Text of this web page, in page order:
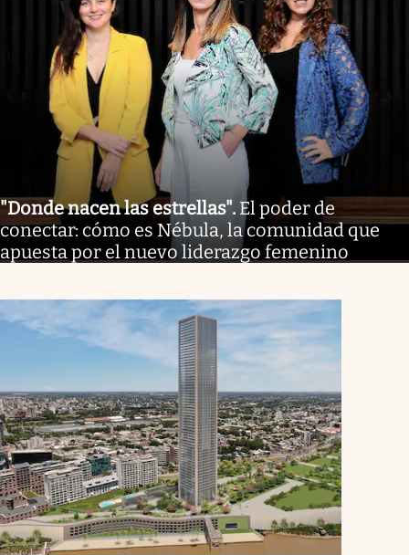
"Donde nacen las estrellas". El poder de
conectar: cómo es Nébula, la comunidad que
apuesta por el nuevo liderazgo femenino